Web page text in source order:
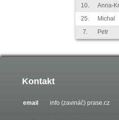
10.
Anna-
25.
Michal
7.
Petr
Kontakt
email info (zavináč) prase.cz